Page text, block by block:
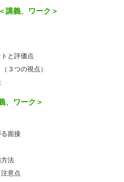
講義、ワーク＞
と評価点
３つの視点）
、ワーク＞
面接
法
意点